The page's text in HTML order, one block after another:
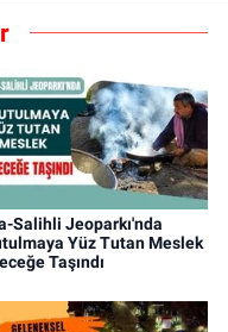
Salihli Jeoparkı'nda
Yüz Tutan Meslek
Taşındı